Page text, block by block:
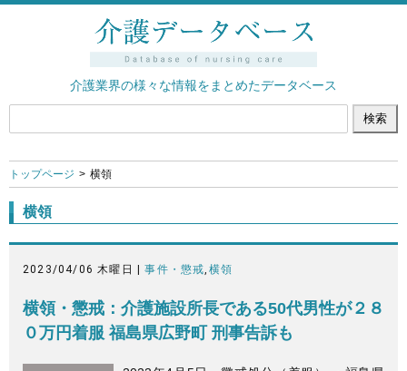
介護業界の様々な情報をまとめたデータベース
トップページ 横領
横領
2023/04/06 木曜日 |事件・懲戒, 横領
横領・懲戒：介護施設所長である50代男性が２８
０万円着服 福島県広野町 刑事告訴も